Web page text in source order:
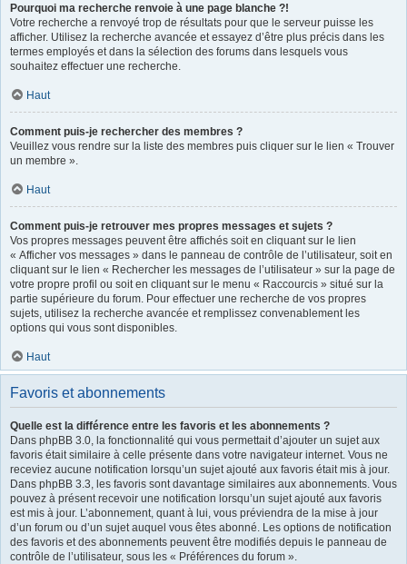
Pourquoi ma recherche renvoie à une page blanche ?!
Votre recherche a renvoyé trop de résultats pour que le serveur puisse les
afficher. Utilisez la recherche avancée et essayez d’être plus précis dans les
termes employés et dans la sélection des forums dans lesquels vous
souhaitez effectuer une recherche.
Haut
Comment puis-je rechercher des membres ?
Veuillez vous rendre sur la liste des membres puis cliquer sur le lien « Trouver
un membre ».
Haut
Comment puis-je retrouver mes propres messages et sujets ?
Vos propres messages peuvent être affichés soit en cliquant sur le lien
« Afficher vos messages » dans le panneau de contrôle de l’utilisateur, soit en
cliquant sur le lien « Rechercher les messages de l’utilisateur » sur la page de
votre propre profil ou soit en cliquant sur le menu « Raccourcis » situé sur la
partie supérieure du forum. Pour effectuer une recherche de vos propres
sujets, utilisez la recherche avancée et remplissez convenablement les
options qui vous sont disponibles.
Haut
Favoris et abonnements
Quelle est la différence entre les favoris et les abonnements ?
Dans phpBB 3.0, la fonctionnalité qui vous permettait d’ajouter un sujet aux
favoris était similaire à celle présente dans votre navigateur internet. Vous ne
receviez aucune notification lorsqu’un sujet ajouté aux favoris était mis à jour.
Dans phpBB 3.3, les favoris sont davantage similaires aux abonnements. Vous
pouvez à présent recevoir une notification lorsqu’un sujet ajouté aux favoris
est mis à jour. L’abonnement, quant à lui, vous préviendra de la mise à jour
d’un forum ou d’un sujet auquel vous êtes abonné. Les options de notification
des favoris et des abonnements peuvent être modifiés depuis le panneau de
contrôle de l’utilisateur, sous les « Préférences du forum ».